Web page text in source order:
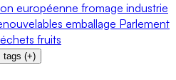
européenne fromage industrie
emballage Parlement
fruits
tags (+)